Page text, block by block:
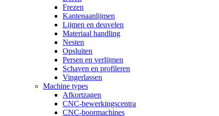
Frezen
Kantenaanlijmen
Lijmen en deuvelen
Materiaal handling
Nesten
Opsluiten
Persen en verlijmen
Schaven en profileren
Vingerlassen
Machine types
Afkortzagen
CNC-bewerkingscentra
CNC-boormachines